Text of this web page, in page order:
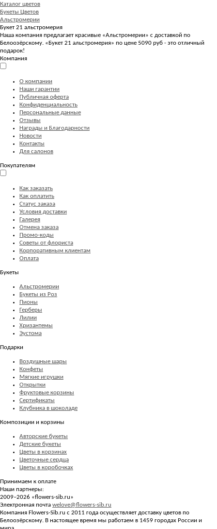
Каталог цветов
Букеты Цветов
Альстромерии
Букет 21 альстромерия
Наша компания предлагает красивые «Альстромерии» с доставкой по
Белоозёрскому. «Букет 21 альстромерия» по цене 5090 руб - это отличный
подарок!
Компания
О компании
Наши гарантии
Публичная оферта
Конфиденциальность
Персональные данные
Отзывы
Награды и Благодарности
Новости
Контакты
Для салонов
Покупателям
Как заказать
Как оплатить
Статус заказа
Условия доставки
Галерея
Отмена заказа
Промо-коды
Советы от флориста
Корпоративным клиентам
Оплата
Букеты
Альстромерии
Букеты из Роз
Пионы
Герберы
Лилии
Хризантемы
Эустома
Подарки
Воздушные шары
Конфеты
Мягкие игрушки
Открытки
Фруктовые корзины
Сертификаты
Клубника в шоколаде
Композиции и корзины
Авторские букеты
Детские букеты
Цветы в корзинах
Цветочные сердца
Цветы в коробочках
Принимаем к оплате
Наши партнеры:
2009–2026 «flowers-sib.ru»
Электронная почта welove@flowers-sib.ru
Компания Flowers-Sib.ru с 2011 года осуществляет доставку цветов по
Белоозёрскому. В настоящее время мы работаем в 1459 городах России и